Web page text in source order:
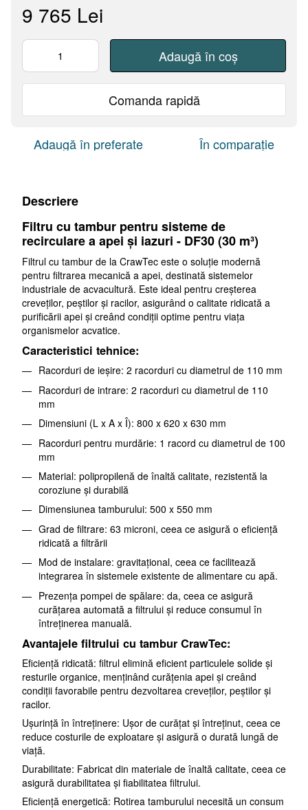
9 765 Lei
Adaugă în coș
Comanda rapidă
Adaugă în preferate În comparație
Descriere
Filtru cu tambur pentru sisteme de
recirculare a apei și iazuri - DF30 (30 m³)
Filtrul cu tambur de la CrawTec este o soluție modernă
pentru filtrarea mecanică a apei, destinată sistemelor
industriale de acvacultură. Este ideal pentru creșterea
creveților, peștilor și racilor, asigurând o calitate ridicată a
purificării apei și creând condiții optime pentru viața
organismelor acvatice.
Caracteristici tehnice:
Racorduri de ieșire: 2 racorduri cu diametrul de 110 mm
Racorduri de intrare: 2 racorduri cu diametrul de 110
mm
Dimensiuni (L x A x Î): 800 x 620 x 630 mm
Racorduri pentru murdărie: 1 racord cu diametrul de 100
mm
Material: polipropilenă de înaltă calitate, rezistentă la
coroziune și durabilă
Dimensiunea tamburului: 500 x 550 mm
Grad de filtrare: 63 microni, ceea ce asigură o eficiență
ridicată a filtrării
Mod de instalare: gravitațional, ceea ce facilitează
integrarea în sistemele existente de alimentare cu apă.
Prezența pompei de spălare: da, ceea ce asigură
curățarea automată a filtrului și reduce consumul în
întreținerea manuală.
Avantajele filtrului cu tambur CrawTec:
Eficiență ridicată: filtrul elimină eficient particulele solide și
resturile organice, menținând curățenia apei și creând
condiții favorabile pentru dezvoltarea creveților, peștilor și
racilor.
Ușurință în întreținere: Ușor de curățat și întreținut, ceea ce
reduce costurile de exploatare și asigură o durată lungă de
viață.
Durabilitate: Fabricat din materiale de înaltă calitate, ceea ce
asigură durabilitatea și fiabilitatea filtrului.
Eficiență energetică: Rotirea tamburului necesită un consum